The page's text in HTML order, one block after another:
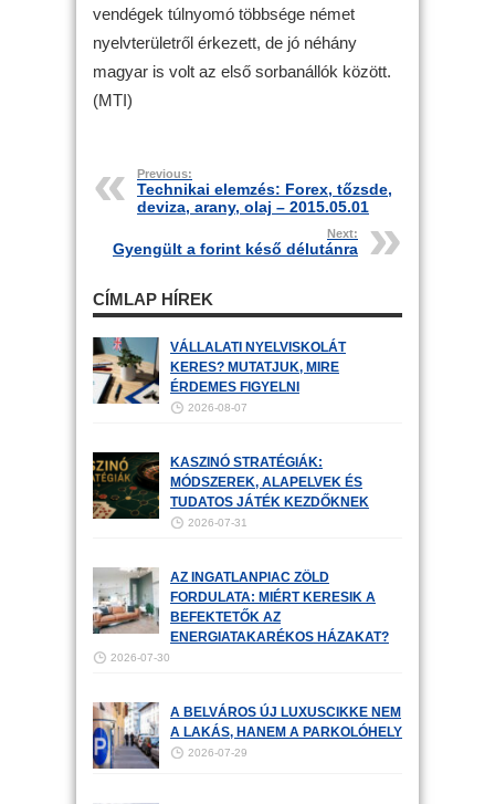
vendégek túlnyomó többsége német
nyelvterületről érkezett, de jó néhány
magyar is volt az első sorbanállók között.
(MTI)
Previous:
Technikai elemzés: Forex, tőzsde,
deviza, arany, olaj – 2015.05.01
Next:
Gyengült a forint késő délutánra
CÍMLAP HÍREK
VÁLLALATI NYELVISKOLÁT
KERES? MUTATJUK, MIRE
ÉRDEMES FIGYELNI
2026-08-07
KASZINÓ STRATÉGIÁK:
MÓDSZEREK, ALAPELVEK ÉS
TUDATOS JÁTÉK KEZDŐKNEK
2026-07-31
AZ INGATLANPIAC ZÖLD
FORDULATA: MIÉRT KERESIK A
BEFEKTETŐK AZ
ENERGIATAKARÉKOS HÁZAKAT?
2026-07-30
A BELVÁROS ÚJ LUXUSCIKKE NEM
A LAKÁS, HANEM A PARKOLÓHELY
2026-07-29